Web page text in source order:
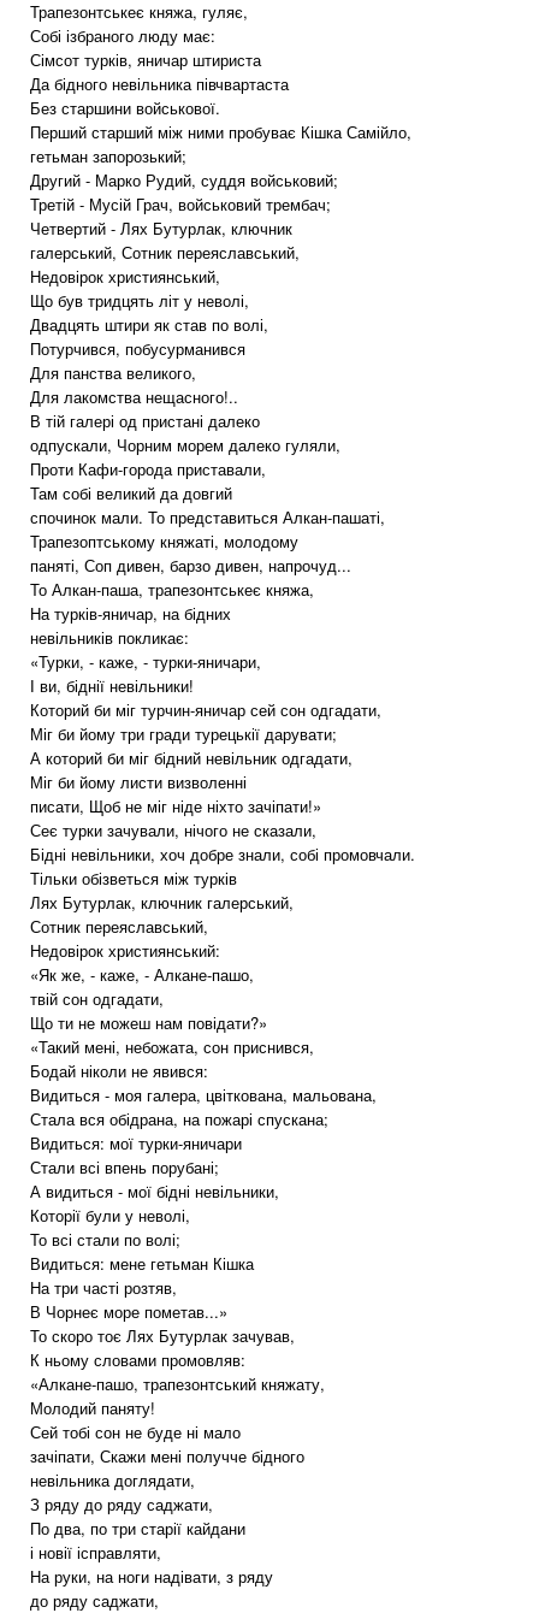
Трапезонтськеє княжа, гуляє,
Собі ізбраного люду має:
Сімсот турків, яничар штириста
Да бідного невільника півчвартаста
Без старшини войськової.
Перший старший між ними пробуває Кішка Самійло,
гетьман запорозький;
Другий - Марко Рудий, суддя войськовий;
Третій - Мусій Грач, войськовий трембач;
Четвертий - Лях Бутурлак, ключник
галерський, Сотник переяславський,
Недовірок християнський,
Що був тридцять літ у неволі,
Двадцять штири як став по волі,
Потурчився, побусурманився
Для панства великого,
Для лакомства нещасного!..
В тій галері од пристані далеко
одпускали, Чорним морем далеко гуляли,
Проти Кафи-города приставали,
Там собі великий да довгий
спочинок мали. То представиться Алкан-пашаті,
Трапезоптському княжаті, молодому
паняті, Соп дивен, барзо дивен, напрочуд...
То Алкан-паша, трапезонтськеє княжа,
На турків-яничар, на бідних
невільників покликає:
«Турки, - каже, - турки-яничари,
І ви, біднії невільники!
Которий би міг турчин-яничар сей сон одгадати,
Міг би йому три гради турецькії дарувати;
А которий би міг бідний невільник одгадати,
Міг би йому листи визволенні
писати, Щоб не міг ніде ніхто зачіпати!»
Сеє турки зачували, нічого не сказали,
Бідні невільники, хоч добре знали, собі промовчали.
Тільки обізветься між турків
Лях Бутурлак, ключник галерський,
Сотник переяславський,
Недовірок християнський:
«Як же, - каже, - Алкане-пашо,
твій сон одгадати,
Що ти не можеш нам повідати?»
«Такий мені, небожата, сон приснився,
Бодай ніколи не явився:
Видиться - моя галера, цвіткована, мальована,
Стала вся обідрана, на пожарі спускана;
Видиться: мої турки-яничари
Стали всі впень порубані;
А видиться - мої бідні невільники,
Которії були у неволі,
То всі стали по волі;
Видиться: мене гетьман Кішка
На три часті розтяв,
В Чорнеє море пометав...»
То скоро тоє Лях Бутурлак зачував,
К ньому словами промовляв:
«Алкане-пашо, трапезонтський княжату,
Молодий паняту!
Сей тобі сон не буде ні мало
зачіпати, Скажи мені получче бідного
невільника доглядати,
З ряду до ряду саджати,
По два, по три старії кайдани
і новії ісправляти,
На руки, на ноги надівати, з ряду
до ряду саджати,